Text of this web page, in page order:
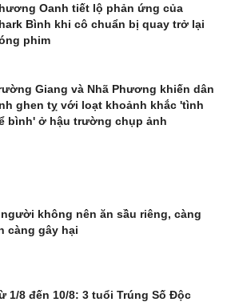
Oanh tiết lộ phản ứng của
Bình khi cô chuẩn bị quay trở lại
phim
Giang và Nhã Phương khiến dân
ghen tỵ với loạt khoảnh khắc 'tình
bình' ở hậu trường chụp ảnh
không nên ăn sầu riêng, càng
càng gây hại
1/8 đến 10/8: 3 tuổi Trúng Số Độc